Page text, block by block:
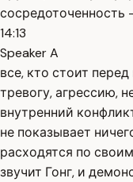
сосредоточенность
14:13
Speaker A
все, кто стоит
тревогу, агрессию,
внутренний
не показывает
расходятся по
звучит Гонг, и